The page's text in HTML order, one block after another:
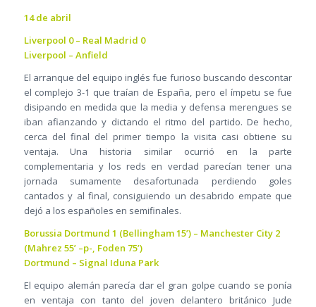
14 de abril
Liverpool 0 – Real Madrid 0
Liverpool – Anfield
El arranque del equipo inglés fue furioso buscando descontar
el complejo 3-1 que traían de España, pero el ímpetu se fue
disipando en medida que la media y defensa merengues se
iban afianzando y dictando el ritmo del partido. De hecho,
cerca del final del primer tiempo la visita casi obtiene su
ventaja. Una historia similar ocurrió en la parte
complementaria y los reds en verdad parecían tener una
jornada sumamente desafortunada perdiendo goles
cantados y al final, consiguiendo un desabrido empate que
dejó a los españoles en semifinales.
Borussia Dortmund 1 (Bellingham 15’) – Manchester City 2
(Mahrez 55’ –p-, Foden 75’)
Dortmund – Signal Iduna Park
El equipo alemán parecía dar el gran golpe cuando se ponía
en ventaja con tanto del joven delantero británico Jude